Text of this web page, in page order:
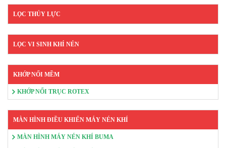
LỌC THỦY LỰC
LỌC VI SINH KHÍ NÉN
KHỚP NỐI MỀM
KHỚP NỐI TRỤC ROTEX
MÀN HÌNH ĐIỀU KHIỂN MÁY NÉN KHÍ
MÀN HÌNH MÁY NÉN KHÍ BUMA